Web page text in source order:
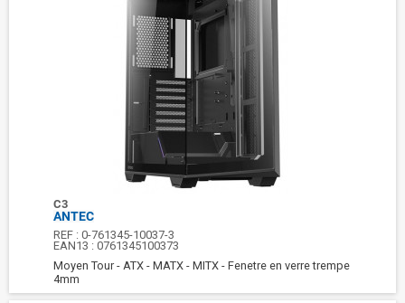
C3
ANTEC
REF :0-761345-10037-3
EAN13 :0761345100373
Moyen Tour - ATX - MATX - MITX - Fenetre en verre trempe
4mm